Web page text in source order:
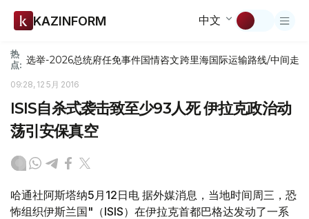
KAZINFORM 中文
热
点: 选举-2026总统府任免事件国情咨文跨里海国际运输路线/中间走廊
09:28, 12 5月 2016
ISIS自杀式袭击致至少93人死 伊拉克政治动
荡引安保真空
哈通社阿斯塔纳5月12日电 据外媒消息，当地时间周三，恐
怖组织伊斯兰国"（ISIS）在伊拉克首都巴格达发动了一系